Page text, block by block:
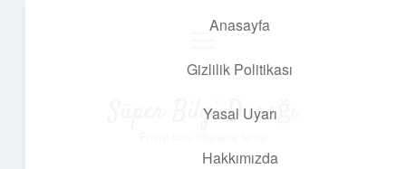
Anasayfa
Gizlilik Politikası
Yasal Uyarı
Hakkımızda
Süper Bilgi Durağı